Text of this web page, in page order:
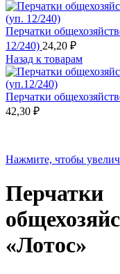
Перчатки
12/240) 24,20 ₽
Назад к товарам
Перчатки
42,30 ₽
Нажмите, чтобы
Перчатки
«Лотос»